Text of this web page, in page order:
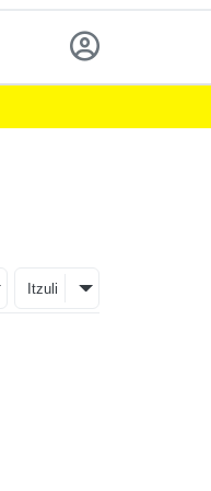
Itzuli